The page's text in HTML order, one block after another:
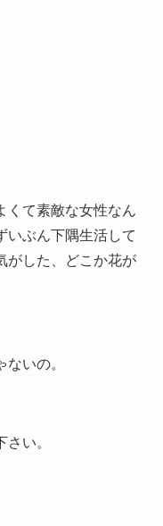
くて素敵な女性なん
いぶん下隅生活して
がした、どこか花が
いの。
い。